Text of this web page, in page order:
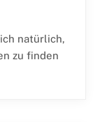
natürlich,
zu finden